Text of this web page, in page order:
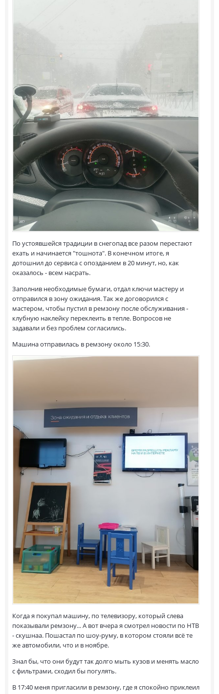
По устоявшейся традиции в снегопад все разом перестают
ехать и начинается "тошнота". В конечном итоге, я
дотошнил до сервиса с опозданием в 20 минут, но, как
оказалось - всем насрать.
Заполнив необходимые бумаги, отдал ключи мастеру и
отправился в зону ожидания. Так же договорился с
мастером, чтобы пустил в ремзону после обслуживания -
клубную наклейку переклеить в тепле. Вопросов не
задавали и без проблем согласились.
Машина отправилась в ремзону около 15:30.
Когда я покупал машину, по телевизору, который слева
показывали ремзону... А вот вчера я смотрел новости по НТВ
- скушнаа. Пошастал по шоу-руму, в котором стояли всё те
же автомобили, что и в ноябре.
Знал бы, что они будут так долго мыть кузов и менять масло
с фильтрами, сходил бы погулять.
В 17:40 меня пригласили в ремзону, где я спокойно приклеил